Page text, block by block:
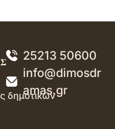
25213 50600
info@dimosdr
amas.gr
δημοτικών